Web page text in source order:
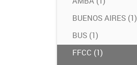
BUENOS AIRES (1)
BUS (1)
FFCC (1)